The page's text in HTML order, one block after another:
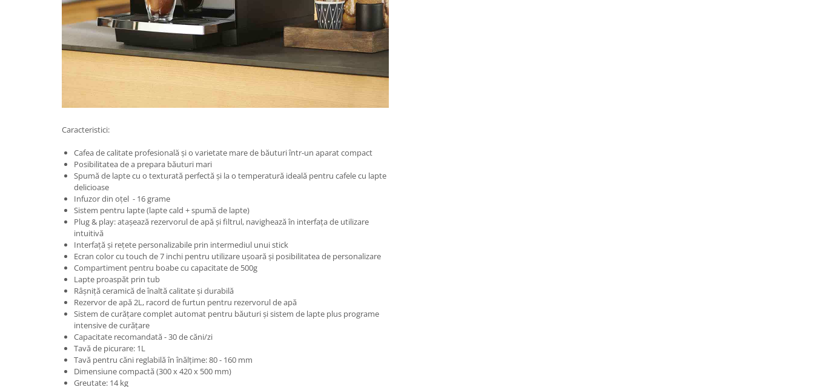
Caracteristici:
Cafea de calitate profesională și o varietate mare de băuturi într-un aparat compact
Posibilitatea de a prepara băuturi mari
Spumă de lapte cu o texturată perfectă și la o temperatură ideală pentru cafele cu lapte
delicioase
Infuzor din oțel - 16 grame
Sistem pentru lapte (lapte cald + spumă de lapte)
Plug & play: atașează rezervorul de apă și filtrul, navighează în interfața de utilizare
intuitivă
Interfață și rețete personalizabile prin intermediul unui stick
Ecran color cu touch de 7 inchi pentru utilizare ușoară și posibilitatea de personalizare
Compartiment pentru boabe cu capacitate de 500g
Lapte proaspăt prin tub
Râșniță ceramică de înaltă calitate și durabilă
Rezervor de apă 2L, racord de furtun pentru rezervorul de apă
Sistem de curățare complet automat pentru băuturi și sistem de lapte plus programe
intensive de curățare
Capacitate recomandată - 30 de căni/zi
Tavă de picurare: 1L
Tavă pentru căni reglabilă în înălțime: 80 - 160 mm
Dimensiune compactă (300 x 420 x 500 mm)
Greutate: 14 kg